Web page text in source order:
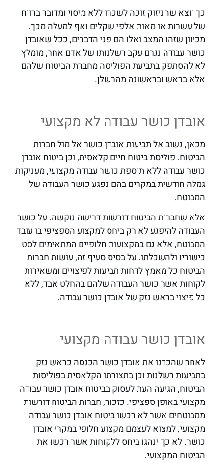
כך יוצא שהניזוק זוכה לשכרו ללא מיסוי ומדובר ברווח
של עשרות או מאות אלפי שקלים ואף למעלה מכך.
מכיוון שזהו המצב ואלו הם פני הדברים, ככל שאובדן
כושר עבודה נגרם עקב רשלנותו של אדם אחר, מומלץ
לא להסתפק בתביעת הפוליסה מחברת הביטוח שלהם
אלא בראש ובראשונה מהרשלן.
אובדן כושר עבודה לא מקצועי
מכאן, נשוב אל תביעות אובדן כושר אל מול חברות
הביטוח. פוליסת ביטוח חיים קלאסית, וכן ביטוח אובדן
כושר עבודה ללא תוספת כושר עבודה מקצועי, מעניקות
גמלה חודשית במקרים בהם נפגע כושר העבודה של
המבוטח.
אלא שחברות הביטוח דורשות דרישה נוקשה. על כושר
העבודה להיפגע לא רק ביחס למקצוע הספציפי בו עובד
המבוטח, אלא גם במקצועות חלופיים המתאימים לסט
כישוריו ולהשכלתו. על בסיס סעיף זה, עושות חברות
הביטוח כל מאמץ לדחות תביעות לפיצויים ומשאירות
לקוחות אשר כושר העבודה שלהם בהחלט אבד, ללא
כל פיצוי בראש נזק של אובדן כושר עבודה.
אובדן כושר עבודה מקצועי
לאחר שהכרנו את אובדן כושר הכנסה כראש נזק
בתביעות רשלנות וכן בתצורתו הקלאסית בפוליסות
הביטוח, הגיעה העת לעסוק בביטוח אובדן כושר עבודה
מקצועי באופן ספציפי. כזכור, חברות הביטוח דורשות
ממבוטחים אשר לא רכשו ביטוח אובדן כושר עבודה
מקצועי, למצוא לעצמם מקצוע חלופי במקרי אובדן
כושר. לא כך ינהגו ביחס ללקוחות אשר רכשו את
הביטוח המקצועי.